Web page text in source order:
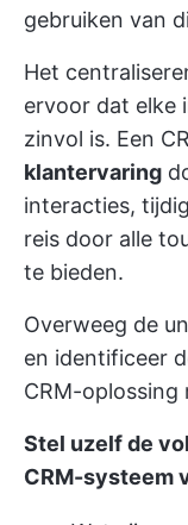
gebruiken van
Het
ervoor dat elke
zinvol is. Een
klantervaring
interacties,
reis door alle
te bieden.
Overweeg de
en identificeer
CRM-oplossing
Stel uzelf de
CRM-systeem